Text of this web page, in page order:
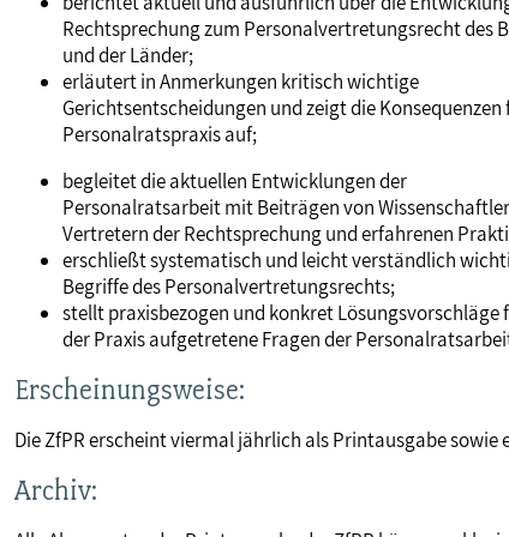
MITBESTIMMUNG
MITGLIEDSCHAFT & SERVICE
Rechtsprechung zum Personalvertretungsrecht des
und der Länder;
erläutert in Anmerkungen kritisch wichtige
Gerichtsentscheidungen und zeigt die Konsequenzen
Personalratspraxis auf;
begleitet die aktuellen Entwicklungen der
Personalratsarbeit mit Beiträgen von
Vertretern der Rechtsprechung und erfahrenen
erschließt systematisch und leicht verständlich
Begriffe des Personalvertretungsrechts;
stellt praxisbezogen und konkret Lösungsvorschläge
der Praxis aufgetretene Fragen der
Erscheinungsweise:
Die ZfPR erscheint viermal jährlich als Printausgabe
Archiv: